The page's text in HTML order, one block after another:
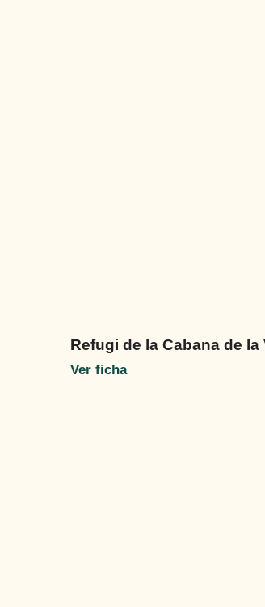
Refugi de la Cabana de la
Ver ficha